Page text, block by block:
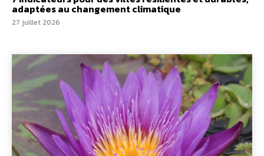
adaptées au changement climatique
27 juillet 2026